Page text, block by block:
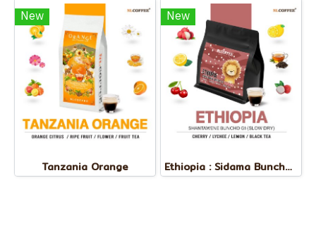
New
Tanzania Orange
New
Ethiopia : Sidama Buncho G1